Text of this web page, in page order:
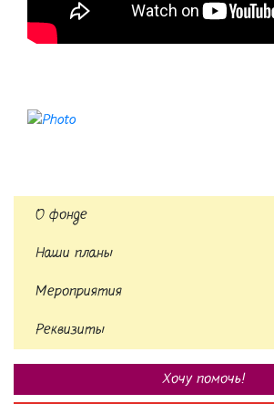
О фонде
Наши планы
Мероприятия
Реквизиты
Хочу помочь!